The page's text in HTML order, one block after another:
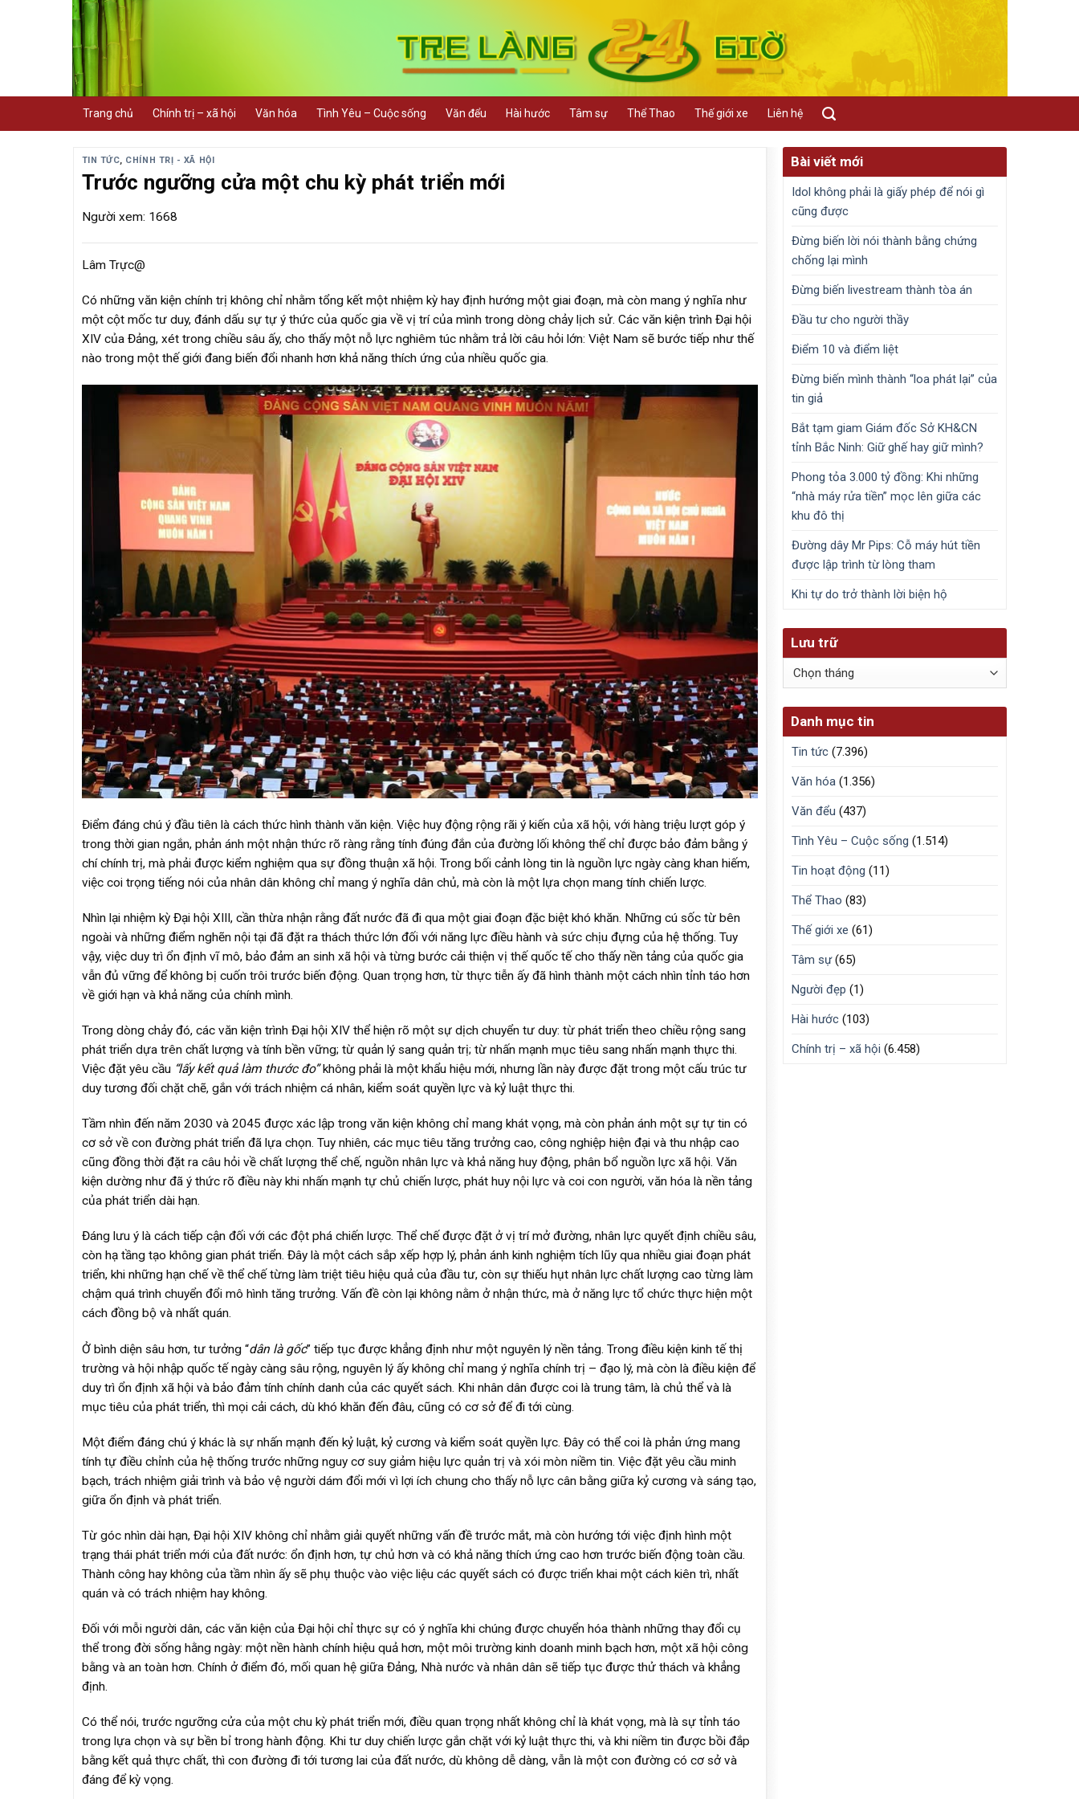
Trang chủ Chính trị – xã hội Văn hóa Tình Yêu – Cuộc sống Văn đểu Hài hước Tâm sự Thể Thao Thế giới xe Liên hệ
TIN TỨC, CHÍNH TRỊ - XÃ HỘI
Trước ngưỡng cửa một chu kỳ phát triển mới
Người xem: 1668
Lâm Trực@
Có những văn kiện chính trị không chỉ nhằm tổng kết một nhiệm kỳ hay định hướng một giai đoạn, mà còn mang ý nghĩa như
một cột mốc tư duy, đánh dấu sự tự ý thức của quốc gia về vị trí của mình trong dòng chảy lịch sử. Các văn kiện trình Đại hội
XIV của Đảng, xét trong chiều sâu ấy, cho thấy một nỗ lực nghiêm túc nhằm trả lời câu hỏi lớn: Việt Nam sẽ bước tiếp như thế
nào trong một thế giới đang biến đổi nhanh hơn khả năng thích ứng của nhiều quốc gia.
Điểm đáng chú ý đầu tiên là cách thức hình thành văn kiện. Việc huy động rộng rãi ý kiến của xã hội, với hàng triệu lượt góp ý
trong thời gian ngắn, phản ánh một nhận thức rõ ràng rằng tính đúng đắn của đường lối không thể chỉ được bảo đảm bằng ý
chí chính trị, mà phải được kiểm nghiệm qua sự đồng thuận xã hội. Trong bối cảnh lòng tin là nguồn lực ngày càng khan hiếm,
việc coi trọng tiếng nói của nhân dân không chỉ mang ý nghĩa dân chủ, mà còn là một lựa chọn mang tính chiến lược.
Nhìn lại nhiệm kỳ Đại hội XIII, cần thừa nhận rằng đất nước đã đi qua một giai đoạn đặc biệt khó khăn. Những cú sốc từ bên
ngoài và những điểm nghẽn nội tại đã đặt ra thách thức lớn đối với năng lực điều hành và sức chịu đựng của hệ thống. Tuy
vậy, việc duy trì ổn định vĩ mô, bảo đảm an sinh xã hội và từng bước cải thiện vị thế quốc tế cho thấy nền tảng của quốc gia
vẫn đủ vững để không bị cuốn trôi trước biến động. Quan trọng hơn, từ thực tiễn ấy đã hình thành một cách nhìn tỉnh táo hơn
về giới hạn và khả năng của chính mình.
Trong dòng chảy đó, các văn kiện trình Đại hội XIV thể hiện rõ một sự dịch chuyển tư duy: từ phát triển theo chiều rộng sang
phát triển dựa trên chất lượng và tính bền vững; từ quản lý sang quản trị; từ nhấn mạnh mục tiêu sang nhấn mạnh thực thi.
Việc đặt yêu cầu “lấy kết quả làm thước đo”không phải là một khẩu hiệu mới, nhưng lần này được đặt trong một cấu trúc tư
duy tương đối chặt chẽ, gắn với trách nhiệm cá nhân, kiểm soát quyền lực và kỷ luật thực thi.
Tầm nhìn đến năm 2030 và 2045 được xác lập trong văn kiện không chỉ mang khát vọng, mà còn phản ánh một sự tự tin có
cơ sở về con đường phát triển đã lựa chọn. Tuy nhiên, các mục tiêu tăng trưởng cao, công nghiệp hiện đại và thu nhập cao
cũng đồng thời đặt ra câu hỏi về chất lượng thể chế, nguồn nhân lực và khả năng huy động, phân bổ nguồn lực xã hội. Văn
kiện dường như đã ý thức rõ điều này khi nhấn mạnh tự chủ chiến lược, phát huy nội lực và coi con người, văn hóa là nền tảng
của phát triển dài hạn.
Đáng lưu ý là cách tiếp cận đối với các đột phá chiến lược. Thể chế được đặt ở vị trí mở đường, nhân lực quyết định chiều sâu,
còn hạ tầng tạo không gian phát triển. Đây là một cách sắp xếp hợp lý, phản ánh kinh nghiệm tích lũy qua nhiều giai đoạn phát
triển, khi những hạn chế về thể chế từng làm triệt tiêu hiệu quả của đầu tư, còn sự thiếu hụt nhân lực chất lượng cao từng làm
chậm quá trình chuyển đổi mô hình tăng trưởng. Vấn đề còn lại không nằm ở nhận thức, mà ở năng lực tổ chức thực hiện một
cách đồng bộ và nhất quán.
Ở bình diện sâu hơn, tư tưởng “dân là gốc” tiếp tục được khẳng định như một nguyên lý nền tảng. Trong điều kiện kinh tế thị
trường và hội nhập quốc tế ngày càng sâu rộng, nguyên lý ấy không chỉ mang ý nghĩa chính trị – đạo lý, mà còn là điều kiện để
duy trì ổn định xã hội và bảo đảm tính chính danh của các quyết sách. Khi nhân dân được coi là trung tâm, là chủ thể và là
mục tiêu của phát triển, thì mọi cải cách, dù khó khăn đến đâu, cũng có cơ sở để đi tới cùng.
Một điểm đáng chú ý khác là sự nhấn mạnh đến kỷ luật, kỷ cương và kiểm soát quyền lực. Đây có thể coi là phản ứng mang
tính tự điều chỉnh của hệ thống trước những nguy cơ suy giảm hiệu lực quản trị và xói mòn niềm tin. Việc đặt yêu cầu minh
bạch, trách nhiệm giải trình và bảo vệ người dám đổi mới vì lợi ích chung cho thấy nỗ lực cân bằng giữa kỷ cương và sáng tạo,
giữa ổn định và phát triển.
Từ góc nhìn dài hạn, Đại hội XIV không chỉ nhằm giải quyết những vấn đề trước mắt, mà còn hướng tới việc định hình một
trạng thái phát triển mới của đất nước: ổn định hơn, tự chủ hơn và có khả năng thích ứng cao hơn trước biến động toàn cầu.
Thành công hay không của tầm nhìn ấy sẽ phụ thuộc vào việc liệu các quyết sách có được triển khai một cách kiên trì, nhất
quán và có trách nhiệm hay không.
Đối với mỗi người dân, các văn kiện của Đại hội chỉ thực sự có ý nghĩa khi chúng được chuyển hóa thành những thay đổi cụ
thể trong đời sống hằng ngày: một nền hành chính hiệu quả hơn, một môi trường kinh doanh minh bạch hơn, một xã hội công
bằng và an toàn hơn. Chính ở điểm đó, mối quan hệ giữa Đảng, Nhà nước và nhân dân sẽ tiếp tục được thử thách và khẳng
định.
Có thể nói, trước ngưỡng cửa của một chu kỳ phát triển mới, điều quan trọng nhất không chỉ là khát vọng, mà là sự tỉnh táo
trong lựa chọn và sự bền bỉ trong hành động. Khi tư duy chiến lược gắn chặt với kỷ luật thực thi, và khi niềm tin được bồi đắp
bằng kết quả thực chất, thì con đường đi tới tương lai của đất nước, dù không dễ dàng, vẫn là một con đường có cơ sở và
đáng để kỳ vọng.
Bài viết mới
Idol không phải là giấy phép để nói gì
cũng được
Đừng biến lời nói thành bằng chứng
chống lại mình
Đừng biến livestream thành tòa án
Đầu tư cho người thầy
Điểm 10 và điểm liệt
Đừng biến mình thành “loa phát lại” của
tin giả
Bắt tạm giam Giám đốc Sở KH&CN
tỉnh Bắc Ninh: Giữ ghế hay giữ mình?
Phong tỏa 3.000 tỷ đồng: Khi những
“nhà máy rửa tiền” mọc lên giữa các
khu đô thị
Đường dây Mr Pips: Cỗ máy hút tiền
được lập trình từ lòng tham
Khi tự do trở thành lời biện hộ
Lưu trữ
Lưu
Danh mục tin
Tin tức (7.396)
Văn hóa (1.356)
Văn đểu (437)
Tình Yêu – Cuộc sống (1.514)
Tin hoạt động (11)
Thể Thao (83)
Thế giới xe (61)
Tâm sự(65)
Người đẹp (1)
Hài hước (103)
Chính trị – xã hội (6.458)